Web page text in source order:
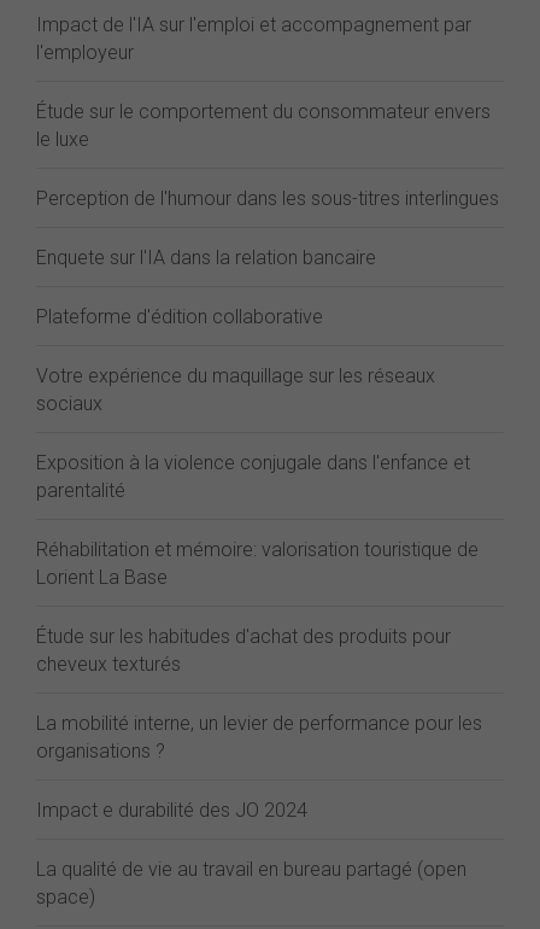
Impact de l'IA sur l'emploi et accompagnement par
l'employeur
Étude sur le comportement du consommateur envers
le luxe
Perception de l'humour dans les sous-titres interlingues
Enquete sur l'IA dans la relation bancaire
Plateforme d'édition collaborative
Votre expérience du maquillage sur les réseaux
sociaux
Exposition à la violence conjugale dans l'enfance et
parentalité
Réhabilitation et mémoire: valorisation touristique de
Lorient La Base
Étude sur les habitudes d'achat des produits pour
cheveux texturés
La mobilité interne, un levier de performance pour les
organisations ?
Impact e durabilité des JO 2024
La qualité de vie au travail en bureau partagé (open
space)